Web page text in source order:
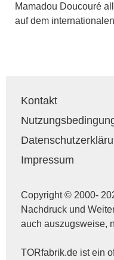
Mamadou Doucouré
auf dem
Kontakt
Impressum
Copyright © 2000-
Nachdruck und
auch auszugsweise,
TORfabrik.de ist ein